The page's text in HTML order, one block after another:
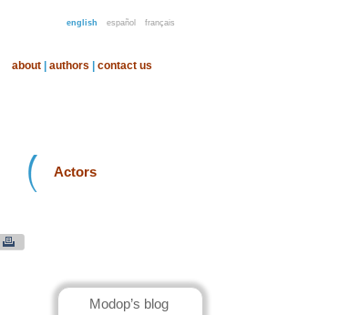
english español français
about authors contact us
Actors
Modop’s blog